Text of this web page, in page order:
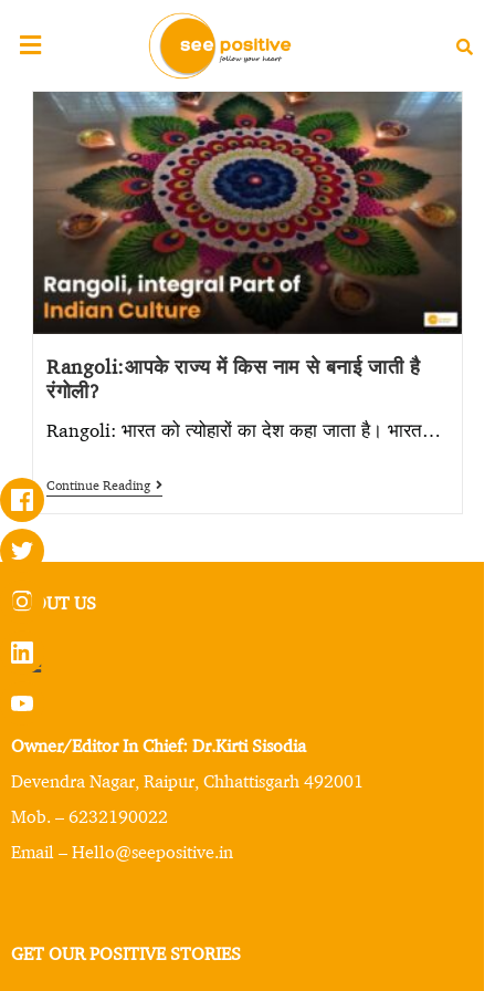
Rangoli:आपके राज्य में किस नाम से बनाई जाती है
रंगोली?
Rangoli: भारत को त्योहारों का देश कहा जाता है। भारत…
Continue Reading
ABOUT US
Owner/Editor In Chief: Dr.Kirti Sisodia
Devendra Nagar, Raipur, Chhattisgarh 492001
Mob. – 6232190022
Email – Hello@seepositive.in
GET OUR POSITIVE STORIES